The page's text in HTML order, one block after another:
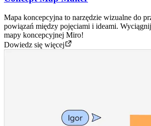
Mapa koncepcyjna to narzędzie wizualne do
powiązań między pojęciami i ideami.
mapy koncepcyjnej Miro!
Dowiedz się więcej